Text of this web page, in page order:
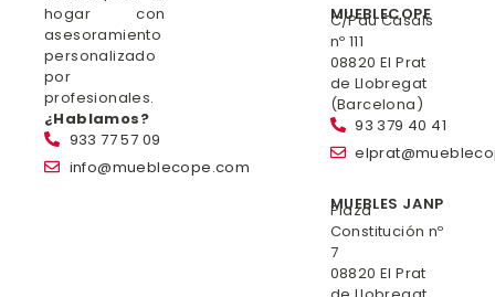
hogar con
asesoramiento
personalizado
por
profesionales.
¿Hablamos?
933 77 57 09
info@mueblecope.com
MUEBLECOPE
C/Pau Casals
nº 111
08820 El Prat
de Llobregat
(Barcelona)
93 379 40 41
MUEBLES JANP
Plaza
Constitución nº
7
08820 El Prat